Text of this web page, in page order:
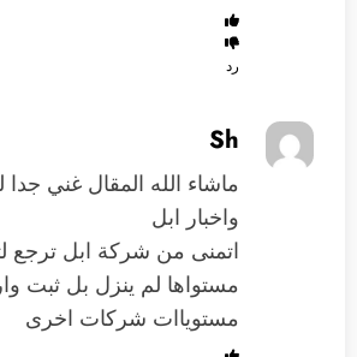
رد
Sh
ماشاء الله المقال غني
واخبار ابل
اتمنى من شركة ابل ترجع
مستواها لم ينزل بل ثبت
مستوياات شركات اخرى